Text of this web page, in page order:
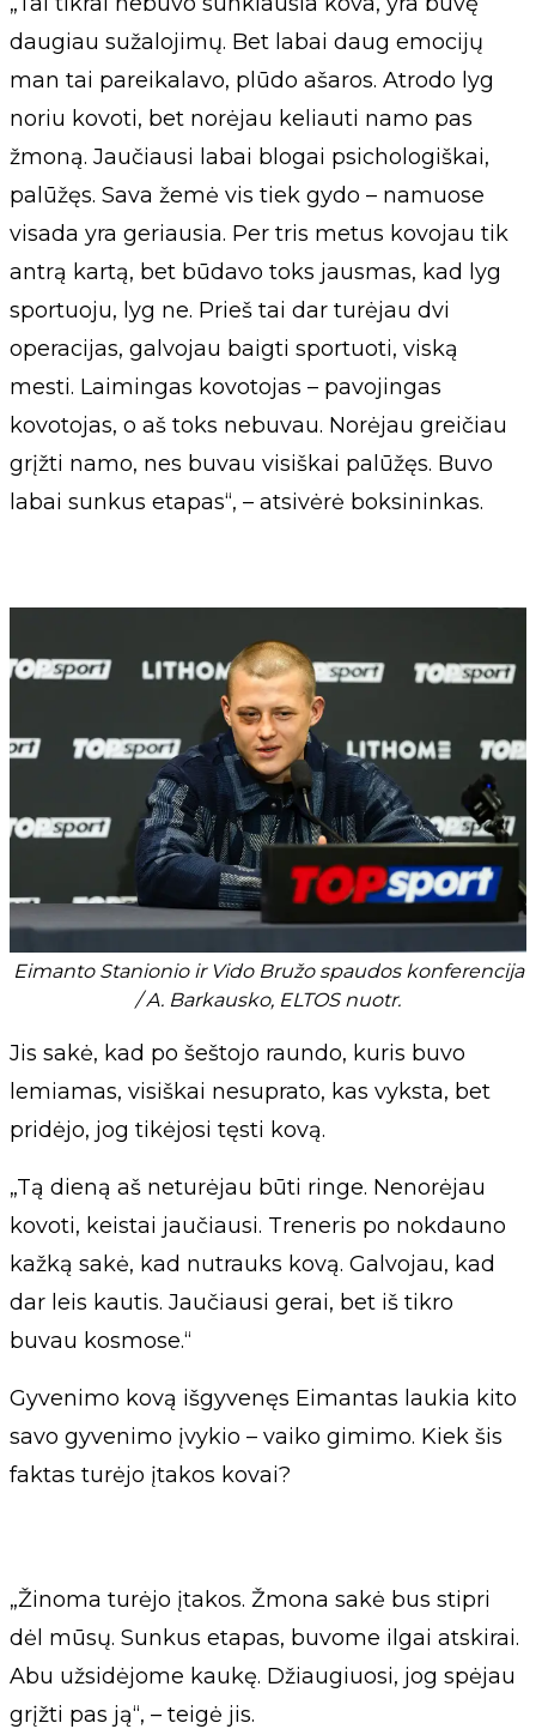
daugiau sužalojimų. Bet labai daug emocijų
man tai pareikalavo, plūdo ašaros. Atrodo lyg
noriu kovoti, bet norėjau keliauti namo pas
žmoną. Jaučiausi labai blogai psichologiškai,
palūžęs. Sava žemė vis tiek gydo – namuose
visada yra geriausia. Per tris metus kovojau tik
antrą kartą, bet būdavo toks jausmas, kad lyg
sportuoju, lyg ne. Prieš tai dar turėjau dvi
operacijas, galvojau baigti sportuoti, viską
mesti. Laimingas kovotojas – pavojingas
kovotojas, o aš toks nebuvau. Norėjau greičiau
grįžti namo, nes buvau visiškai palūžęs. Buvo
labai sunkus etapas“, – atsivėrė boksininkas.
Eimanto Stanionio ir Vido Bružo spaudos konferencija
/ A. Barkausko, ELTOS nuotr.
Jis sakė, kad po šeštojo raundo, kuris buvo
lemiamas, visiškai nesuprato, kas vyksta, bet
pridėjo, jog tikėjosi tęsti kovą.
„Tą dieną aš neturėjau būti ringe. Nenorėjau
kovoti, keistai jaučiausi. Treneris po nokdauno
kažką sakė, kad nutrauks kovą. Galvojau, kad
dar leis kautis. Jaučiausi gerai, bet iš tikro
buvau kosmose.“
Gyvenimo kovą išgyvenęs Eimantas laukia kito
savo gyvenimo įvykio – vaiko gimimo. Kiek šis
faktas turėjo įtakos kovai?
„Žinoma turėjo įtakos. Žmona sakė bus stipri
dėl mūsų. Sunkus etapas, buvome ilgai atskirai.
Abu užsidėjome kaukę. Džiaugiuosi, jog spėjau
grįžti pas ją“, – teigė jis.